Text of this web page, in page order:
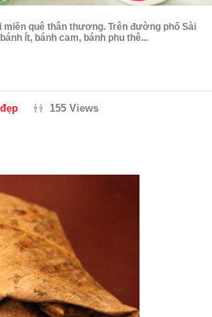
quê thân thương. Trên đường phố Sài
ít, bánh cam, bánh phu thê...
155 Views